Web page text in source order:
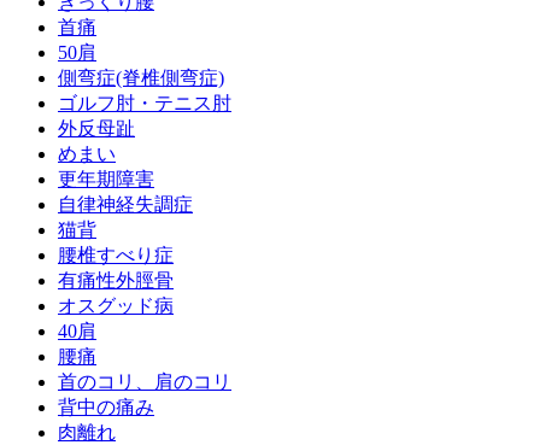
首痛
50肩
側弯症(脊椎側弯症)
ゴルフ肘・テニス肘
外反母趾
めまい
更年期障害
自律神経失調症
猫背
腰椎すべり症
有痛性外脛骨
オスグッド病
40肩
腰痛
首のコリ、肩のコリ
背中の痛み
肉離れ